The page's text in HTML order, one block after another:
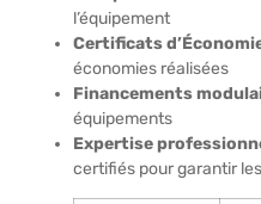
l’équipement
Certificats
économies réalisées
Financements
équipements
Expertise
certifiés pour garantir